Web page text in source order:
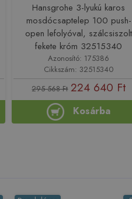
Hansgrohe 3-lyukú karos
mosdócsaptelep 100 push-
open lefolyóval, szálcsiszolt
fekete króm 32515340
Azonosító: 175386
Cikkszám: 32515340
295 568 Ft 224 640 Ft
Kosárba